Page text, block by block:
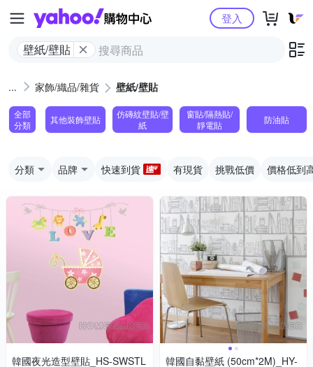
Yahoo購物中心
壁紙/壁貼
登入
家飾/織品/雜貨 壁紙/壁貼
全部
分類
其他裝飾壁貼
仿磚紋壁貼/壁
紙
窗貼/隔熱貼/
靜電貼
防油貼
分類 品牌 快速到貨 有現貨 挑戰低價 價格低到
韓國夜光造型壁貼_HS-SWSTL
韓國自黏壁紙 (50cm*2M)_HY-